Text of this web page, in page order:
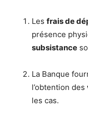
Les frais de
présence
subsistance
La Banque
l’obtention des
les cas.